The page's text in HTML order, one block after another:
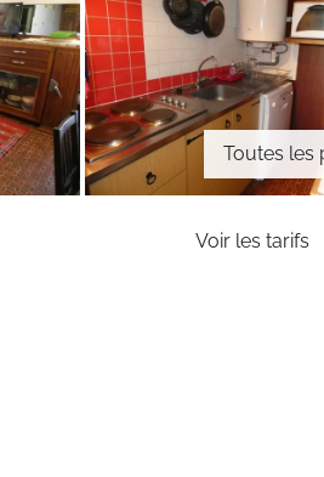
Toutes les
Voir les tarifs